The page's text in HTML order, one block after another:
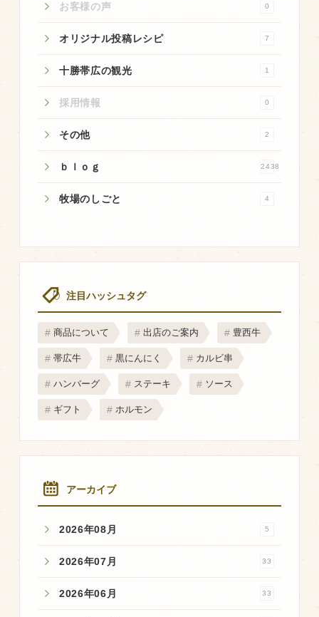
お客様の声 0
オリジナル投稿レシピ 7
十勝帯広の観光 1
採用情報 0
その他 2
ｂｌｏｇ 2438
牧場のしごと 4
注目ハッシュタグ
商品について 出店のご案内 豊西牛
帯広牛 黒にんにく カルビ串
ハンバーグ ステーキ ソース
ギフト ホルモン
アーカイブ
2026年08月 5
2026年07月 33
2026年06月 33
ギフト
販売店
その他
マップから探す
法人のお客様
Twitter
LINE公式アカウント
Instagram
RSS フィード